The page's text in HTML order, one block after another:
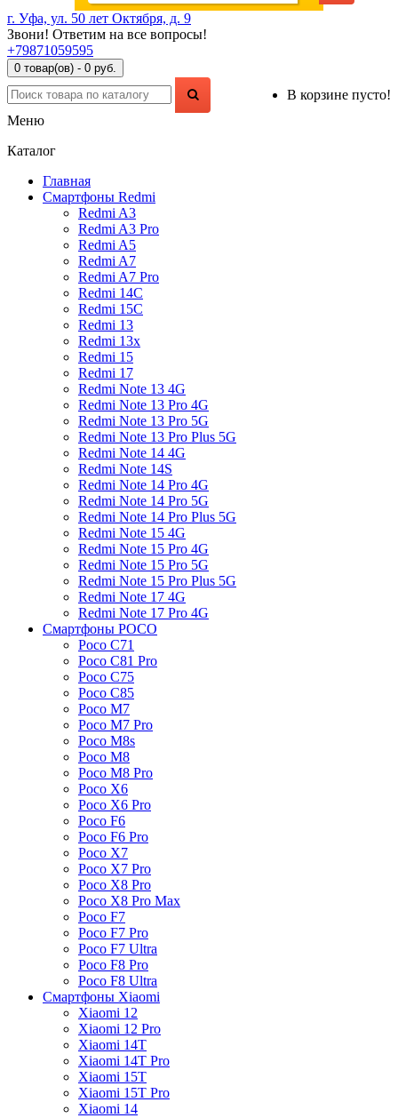
г. Уфа, ул. 50 лет Октября, д. 9
Звони! Ответим на все вопросы!
+79871059595
0 товар(ов) - 0 руб.
В корзине пусто!
Меню
Каталог
Главная
Смартфоны Redmi
Redmi A3
Redmi A3 Pro
Redmi A5
Redmi A7
Redmi A7 Pro
Redmi 14C
Redmi 15C
Redmi 13
Redmi 13x
Redmi 15
Redmi 17
Redmi Note 13 4G
Redmi Note 13 Pro 4G
Redmi Note 13 Pro 5G
Redmi Note 13 Pro Plus 5G
Redmi Note 14 4G
Redmi Note 14S
Redmi Note 14 Pro 4G
Redmi Note 14 Pro 5G
Redmi Note 14 Pro Plus 5G
Redmi Note 15 4G
Redmi Note 15 Pro 4G
Redmi Note 15 Pro 5G
Redmi Note 15 Pro Plus 5G
Redmi Note 17 4G
Redmi Note 17 Pro 4G
Смартфоны POCO
Poco C71
Poco C81 Pro
Poco C75
Poco C85
Poco M7
Poco M7 Pro
Poco M8s
Poco M8
Poco M8 Pro
Poco X6
Poco X6 Pro
Poco F6
Poco F6 Pro
Poco X7
Poco X7 Pro
Poco X8 Pro
Poco X8 Pro Max
Poco F7
Poco F7 Pro
Poco F7 Ultra
Poco F8 Pro
Poco F8 Ultra
Смартфоны Xiaomi
Xiaomi 12
Xiaomi 12 Pro
Xiaomi 14T
Xiaomi 14T Pro
Xiaomi 15T
Xiaomi 15T Pro
Xiaomi 14